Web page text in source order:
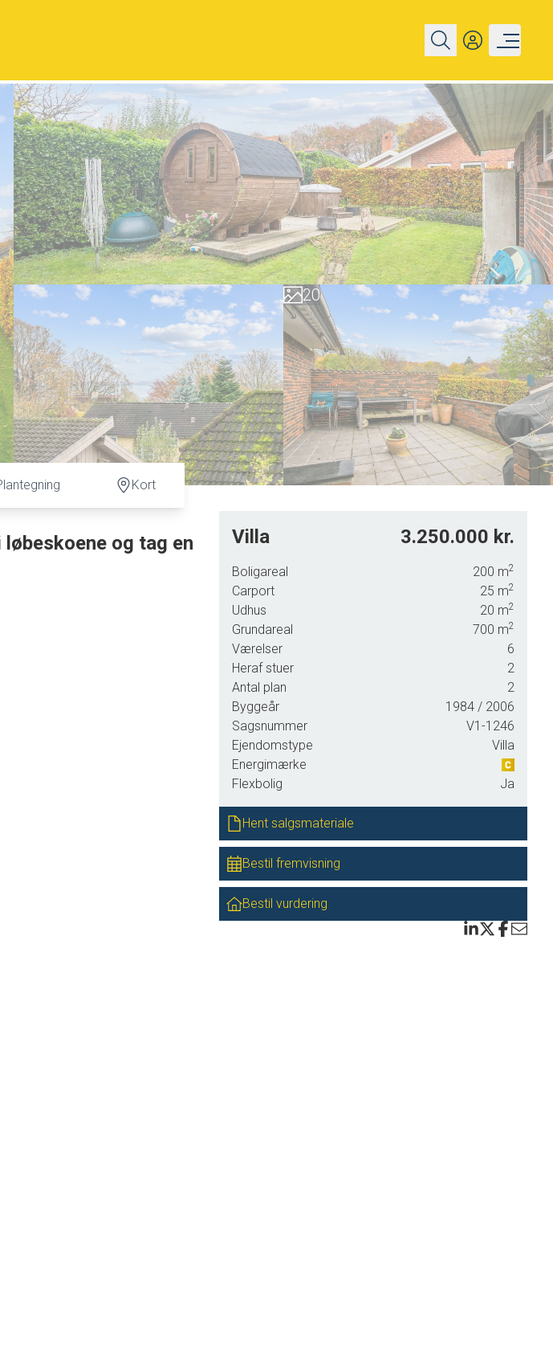
0
1
2
3
4
5
6
7
8
9
0
1
2
3
4
5
6
7
8
9
Kort
og tag en
Villa 3.250.000 kr.
Boligareal 200 m2
Carport 25 m2
Udhus 20 m2
Grundareal 700 m2
Værelser
6
Heraf stuer
2
Antal plan
2
Byggeår
1984 / 2006
Sagsnummer
V1-1246
Ejendomstype
Villa
Energimærke
Flexbolig
Ja
Hent salgsmateriale
Bestil fremvisning
Bestil vurdering